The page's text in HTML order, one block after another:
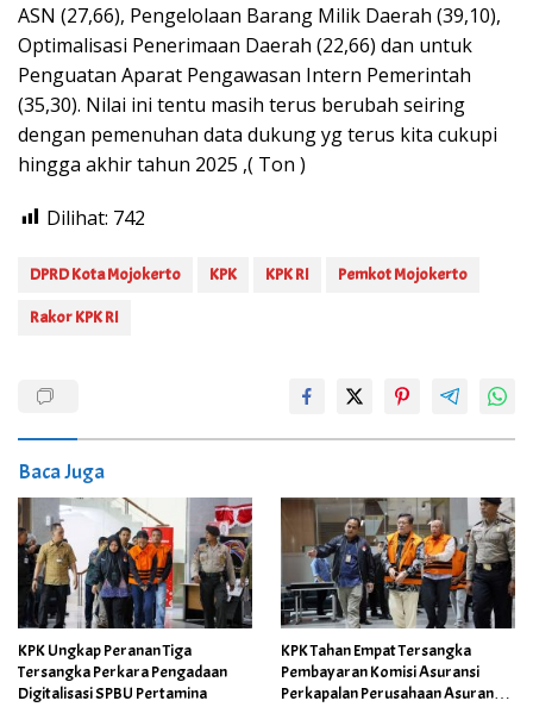
ASN (27,66), Pengelolaan Barang Milik Daerah (39,10),
Optimalisasi Penerimaan Daerah (22,66) dan untuk
Penguatan Aparat Pengawasan Intern Pemerintah
(35,30). Nilai ini tentu masih terus berubah seiring
dengan pemenuhan data dukung yg terus kita cukupi
hingga akhir tahun 2025 ,( Ton )
Dilihat: 742
DPRD Kota Mojokerto KPK KPK RI Pemkot Mojokerto
Rakor KPK RI
Baca Juga
KPK Ungkap Peranan Tiga
Tersangka Perkara Pengadaan
Digitalisasi SPBU Pertamina
KPK Tahan Empat Tersangka
Pembayaran Komisi Asuransi
Perkapalan Perusahaan Asuransi